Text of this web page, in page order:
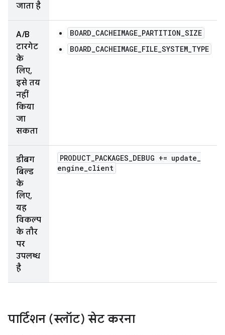
जाता है
A/B
टारगेट
के
लिए,
इसे तय
नहीं
किया
जा
सकता
BOARD_CACHEIMAGE_PARTITION_SIZE
BOARD_CACHEIMAGE_FILE_SYSTEM_TYPE
डीबग
बिल्ड
के
लिए,
यह
विकल्प
के तौर
पर
उपलब्ध
है
PRODUCT PACKAGES DEBUG += update
engine client
पार्टिशन (स्लॉट) सेट करना